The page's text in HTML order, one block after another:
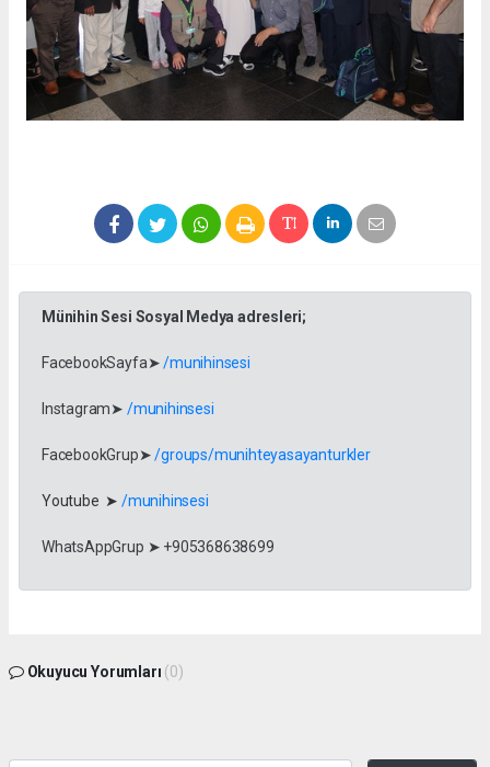
Münihin Sesi Sosyal Medya adresleri;
FacebookSayfa➤/munihinsesi
Instagram➤ /munihinsesi
FacebookGrup➤/groups/munihteyasayanturkler
Youtube ➤ /munihinsesi
WhatsAppGrup ➤ +905368638699
Okuyucu Yorumları (0)